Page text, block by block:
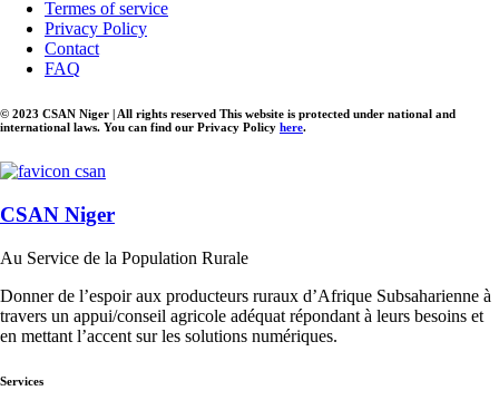
Termes of service
Privacy Policy
Contact
FAQ
© 2023 CSAN Niger | All rights reserved This website is protected under national and
international laws. You can find our Privacy Policy here.
CSAN Niger
Au Service de la Population Rurale
Donner de l’espoir aux producteurs ruraux d’Afrique Subsaharienne à
travers un appui/conseil agricole adéquat répondant à leurs besoins et
en mettant l’accent sur les solutions numériques.
Services